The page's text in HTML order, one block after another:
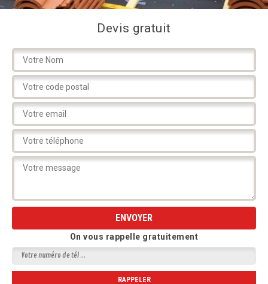
Devis gratuit
On vous rappelle gratuitement